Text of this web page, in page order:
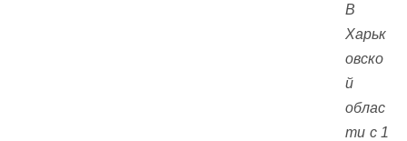
В
Харьк
овско
й
облас
ти с 1